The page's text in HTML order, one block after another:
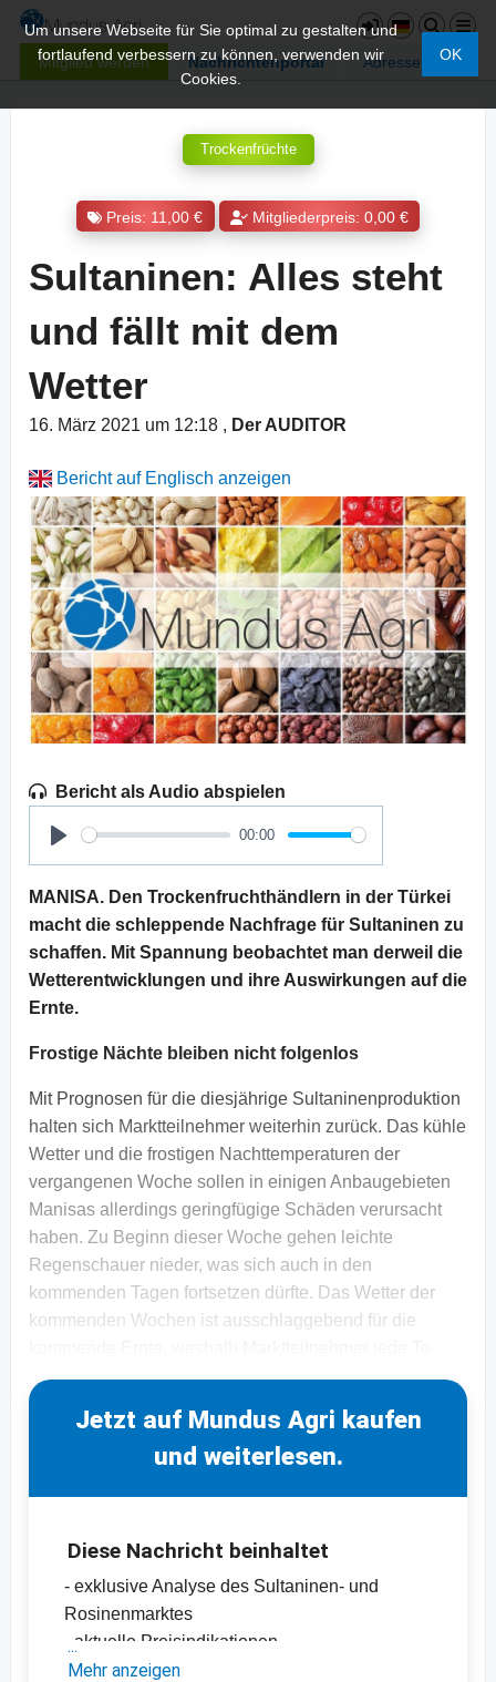
Mitglied werden Nachrichtenportal Adressen
Um unsere Webseite für Sie optimal zu gestalten und
fortlaufend verbessern zu können, verwenden wir
Cookies.
OK
Trockenfrüchte
Preis: 11,00 € Mitgliederpreis: 0,00 €
Sultaninen: Alles steht
und fällt mit dem
Wetter
16. März 2021 um 12:18 , Der AUDITOR
Bericht auf Englisch anzeigen
Bericht als Audio abspielen
Play
00:00
MANISA. Den Trockenfruchthändlern in der Türkei
macht die schleppende Nachfrage für Sultaninen zu
schaffen. Mit Spannung beobachtet man derweil die
Wetterentwicklungen und ihre Auswirkungen auf die
Ernte.
Frostige Nächte bleiben nicht folgenlos
Mit Prognosen für die diesjährige Sultaninenproduktion
halten sich Marktteilnehmer weiterhin zurück. Das kühle
Wetter und die frostigen Nachttemperaturen der
vergangenen Woche sollen in einigen Anbaugebieten
Manisas allerdings geringfügige Schäden verursacht
haben. Zu Beginn dieser Woche gehen leichte
Regenschauer nieder, was sich auch in den
kommenden Tagen fortsetzen dürfte. Das Wetter der
kommenden Wochen ist ausschlaggebend für die
Jetzt auf Mundus Agri kaufen
und weiterlesen.
Diese Nachricht beinhaltet
- exklusive Analyse des Sultaninen- und
Rosinenmarktes
- aktuelle Preisindikationen
-Sultaninen, Grade A, Type 9, standard,
Mehr anzeigen